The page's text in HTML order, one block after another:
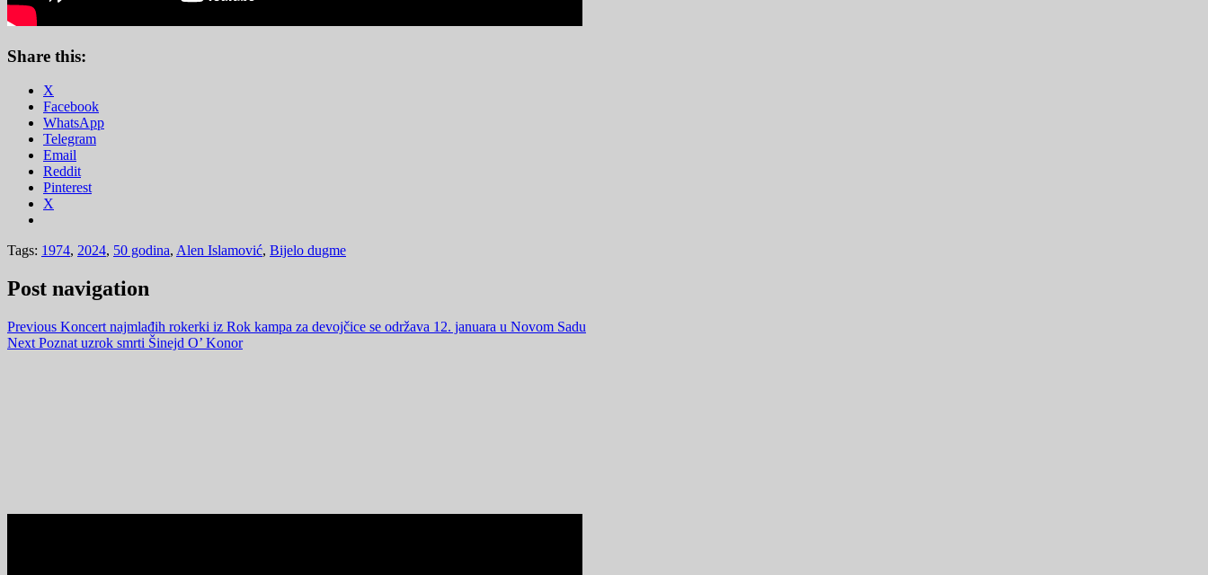
Share this:
X
Facebook
WhatsApp
Telegram
Email
Reddit
Pinterest
X
Tags: 1974, 2024, 50 godina, Alen Islamović, Bijelo dugme
Post navigation
Previous Koncert najmlađih rokerki iz Rok kampa za devojčice se održava 12. januara u Novom Sadu
Next Poznat uzrok smrti Šinejd O’ Konor